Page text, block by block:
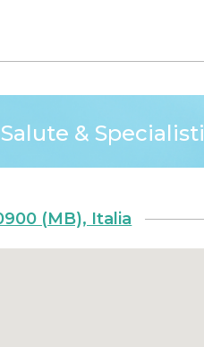
Salute & Specialisti
(MB), Italia